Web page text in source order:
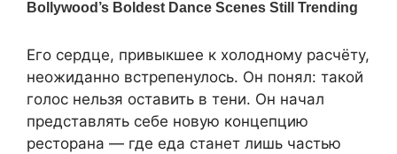
Его сердце, привыкшее к холодному расчёту,
неожиданно встрепенулось. Он понял: такой
голос нельзя оставить в тени. Он начал
представлять себе новую концепцию
ресторана — где еда станет лишь частью